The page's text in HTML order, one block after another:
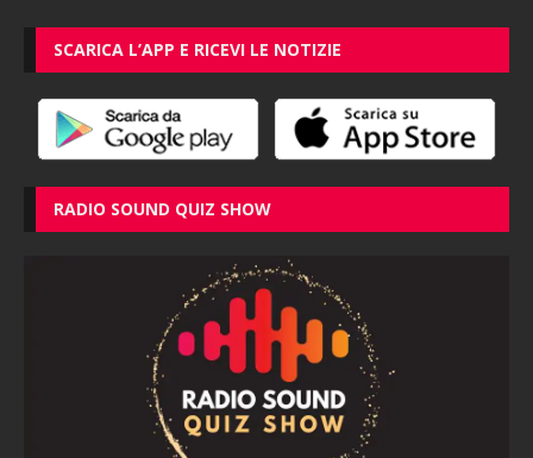
SCARICA L’APP E RICEVI LE NOTIZIE
RADIO SOUND QUIZ SHOW